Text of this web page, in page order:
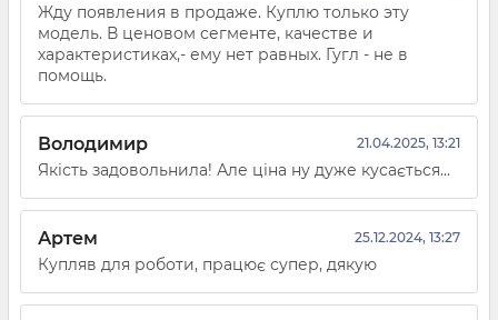
Жду появления в продаже. Куплю только эту
модель. В ценовом сегменте, качестве и
характеристиках,- ему нет равных. Гугл - не в
помощь.
Володимир 21.04.2025, 13:21
Якість задовольнила! Але ціна ну дуже кусається...
Артем 25.12.2024, 13:27
Купляв для роботи, працює супер, дякую